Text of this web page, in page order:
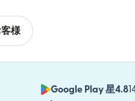
様
Google Play 星4.8